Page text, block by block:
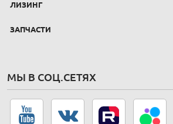
ЛИЗИНГ
ЗАПЧАСТИ
МЫ В СОЦ.СЕТЯХ